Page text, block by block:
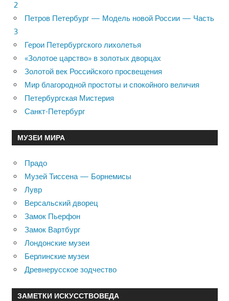
2
Петров Петербург — Модель новой России — Часть
3
Герои Петербургского лихолетья
«Золотое царство» в золотых дворцах
Золотой век Российского просвещения
Мир благородной простоты и спокойного величия
Петербургская Мистерия
Санкт-Петербург
МУЗЕИ МИРА
Прадо
Музей Тиссена — Борнемисы
Лувр
Версальский дворец
Замок Пьерфон
Замок Вартбург
Лондонские музеи
Берлинские музеи
Древнерусское зодчество
ЗАМЕТКИ ИСКУССТВОВЕДА